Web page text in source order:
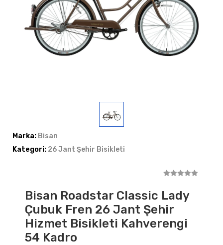
Marka: Bisan
Kategori: 26 Jant Şehir Bisikleti
Bisan Roadstar Classic Lady
Çubuk Fren 26 Jant Şehir
Hizmet Bisikleti Kahverengi
54 Kadro